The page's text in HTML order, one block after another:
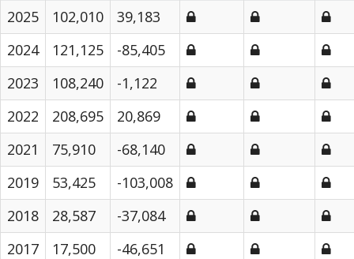
2025 102,010
39,183
2024
121,125
-85,405
2023
108,240
-1,122
2022
208,695
20,869
2021
75,910
-68,140
2019
53,425
-103,008
2018
28,587
-37,084
2017
17,500 -46,651